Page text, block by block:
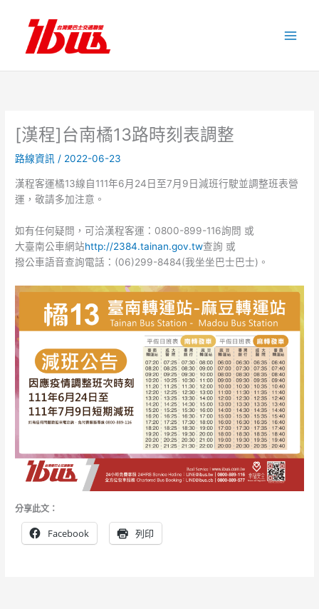
內
[漢程]台南橘13路時刻表調整
路線資訊 / 2022-06-23
漢程客運橘13線自111年6月24日至7月9日減班行駛並調整班表營
運，敬請多加注意。
如有任何疑問，可洽漢程客運：0800-899-116詢問 或
大臺南公車網站http://2384.tainan.gov.tw查詢 或
撥公車語音查詢電話：(06)299-8484(我坐坐巴士巴士)。
分享此文：
Facebook 列印